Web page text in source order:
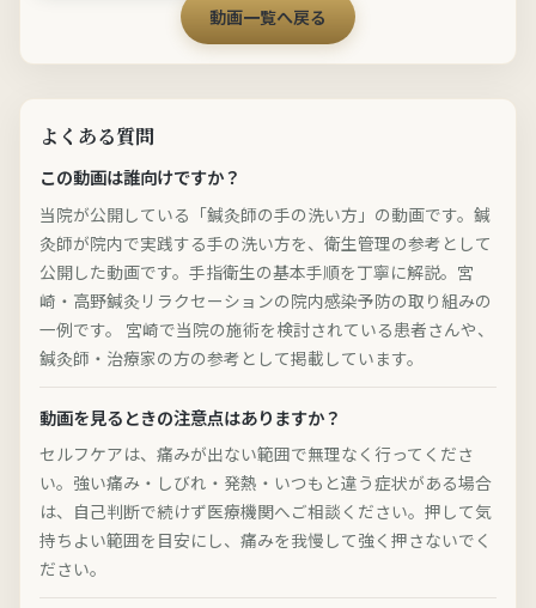
動画一覧へ戻る
よくある質問
この動画は誰向けですか？
当院が公開している「鍼灸師の手の洗い方」の動画です。鍼
灸師が院内で実践する手の洗い方を、衛生管理の参考として
公開した動画です。手指衛生の基本手順を丁寧に解説。宮
崎・高野鍼灸リラクセーションの院内感染予防の取り組みの
一例です。 宮崎で当院の施術を検討されている患者さんや、
鍼灸師・治療家の方の参考として掲載しています。
動画を見るときの注意点はありますか？
セルフケアは、痛みが出ない範囲で無理なく行ってくださ
い。強い痛み・しびれ・発熱・いつもと違う症状がある場合
は、自己判断で続けず医療機関へご相談ください。押して気
持ちよい範囲を目安にし、痛みを我慢して強く押さないでく
ださい。